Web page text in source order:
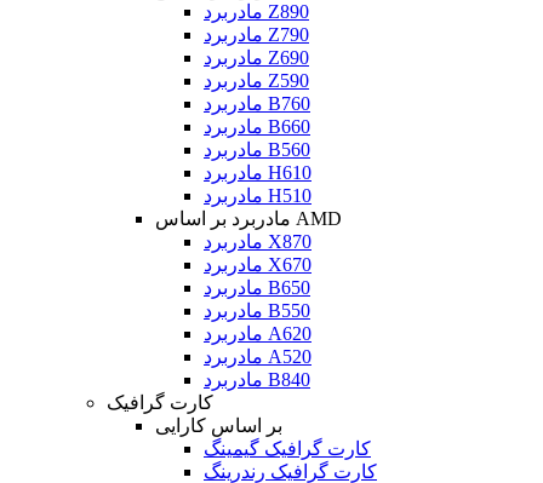
مادربرد Z890
مادربرد Z790
مادربرد Z690
مادربرد Z590
مادربرد B760
مادربرد B660
مادربرد B560
مادربرد H610
مادربرد H510
مادربرد بر اساس AMD
مادربرد X870
مادربرد X670
مادربرد B650
مادربرد B550
مادربرد A620
مادربرد A520
مادربرد B840
کارت گرافیک
بر اساس کارایی
کارت گرافیک گیمینگ
کارت گرافیک رندرینگ